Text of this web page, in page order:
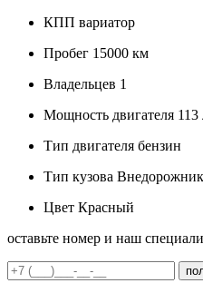
КПП вариатор
Пробег 15000 км
Владельцев 1
Мощность двигателя 113
Тип двигателя бензин
Тип кузова
Цвет Красный
оставьте номер и наш